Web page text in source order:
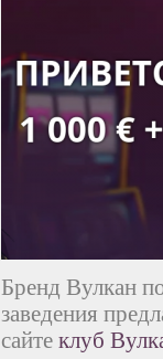
Бренд Вулкан
заведения
сайте клуб